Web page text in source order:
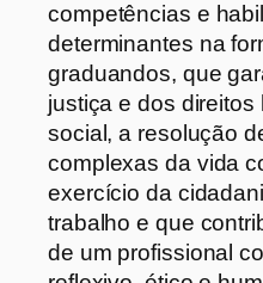
competências e
determinantes na
graduandos, que
justiça e dos
social, a resolução
complexas da vida
exercício da
trabalho e que
de um profissional